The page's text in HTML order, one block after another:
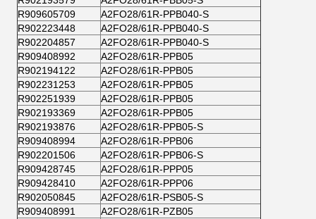
R909605709
A2FO28/61R-PPB040-S
R902223448
A2FO28/61R-PPB040-S
R902204857
A2FO28/61R-PPB040-S
R909408992
A2FO28/61R-PPB05
R902194122
A2FO28/61R-PPB05
R902231253
A2FO28/61R-PPB05
R902251939
A2FO28/61R-PPB05
R902193369
A2FO28/61R-PPB05
R902193876
A2FO28/61R-PPB05-S
R909408994
A2FO28/61R-PPB06
R902201506
A2FO28/61R-PPB06-S
R909428745
A2FO28/61R-PPP05
R909428410
A2FO28/61R-PPP06
R902050845
A2FO28/61R-PSB05-S
R909408991
A2FO28/61R-PZB05